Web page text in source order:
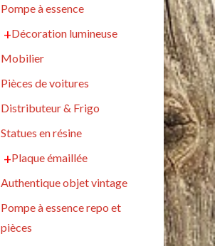
Pompe à essence
Décoration lumineuse
Mobilier
Pièces de voitures
Distributeur & Frigo
Statues en résine
Plaque émaillée
Authentique objet vintage
Pompe à essence repo et
pièces